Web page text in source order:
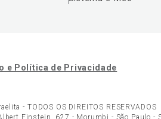
e Política de Privacidade
- TODOS OS DIREITOS RESERVADOS
Einstein, 627 - Morumbi - São Paulo -